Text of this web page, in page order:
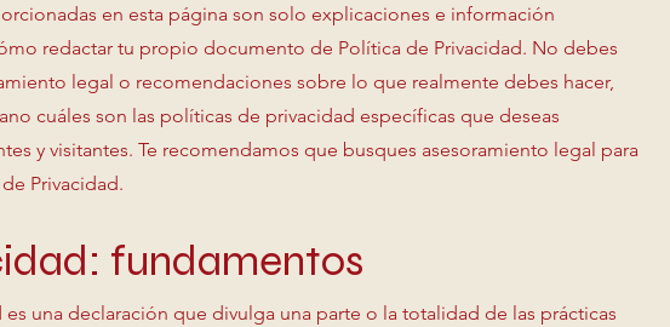
en esta página son solo explicaciones e información
redactar tu propio documento de Política de Privacidad. No debes
legal o recomendaciones sobre lo que realmente debes hacer,
cuáles son las políticas de privacidad específicas que deseas
y visitantes. Te recomendamos que busques asesoramiento legal para
Privacidad.
fundamentos
una declaración que divulga una parte o la totalidad de las prácticas